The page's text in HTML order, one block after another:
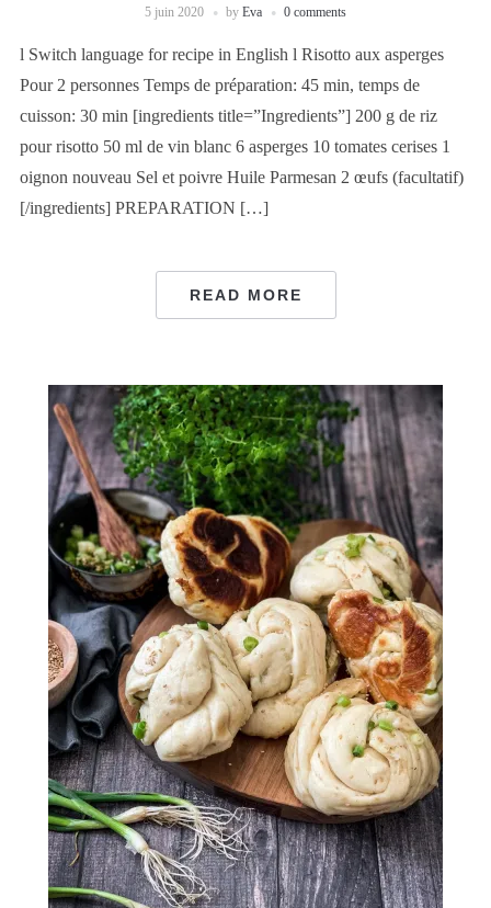
5 juin 2020 by Eva 0 comments
l Switch language for recipe in English l Risotto aux asperges
Pour 2 personnes Temps de préparation: 45 min, temps de
cuisson: 30 min [ingredients title=”Ingredients”] 200 g de riz
pour risotto 50 ml de vin blanc 6 asperges 10 tomates cerises 1
oignon nouveau Sel et poivre Huile Parmesan 2 œufs (facultatif)
[/ingredients] PREPARATION […]
READ MORE